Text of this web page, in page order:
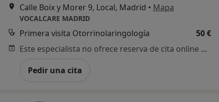
Calle Boix y Morer 9, Local, Madrid • Mapa
VOCALCARE MADRID
Primera visita Otorrinolaringología
50 €
Este especialista no ofrece reserva de cita online en esta dirección.
Pedir una cita